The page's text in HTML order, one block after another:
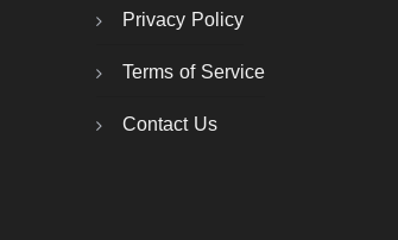
Privacy Policy
Terms of Service
Contact Us